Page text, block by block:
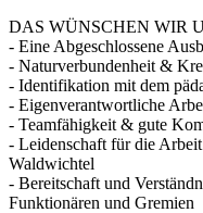
DAS WÜNSCHEN WIR
- Eine Abgeschlossene
- Naturverbundenheit &
- Identifikation mit dem
- Eigenverantwortliche
- Teamfähigkeit & gute
- Leidenschaft für die
Waldwichtel
- Bereitschaft und
Funktionären und Gremien